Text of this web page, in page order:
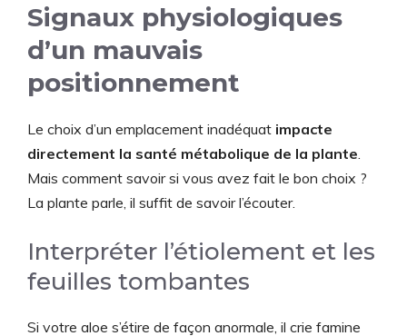
Signaux physiologiques
d’un mauvais
positionnement
Le choix d’un emplacement inadéquat impacte
directement la santé métabolique de la plante
Mais comment savoir si vous avez fait le bon choix ?
La plante parle, il suffit de savoir l’écouter.
Interpréter l’étiolement et les
feuilles tombantes
Si votre aloe s’étire de façon anormale, il crie famine